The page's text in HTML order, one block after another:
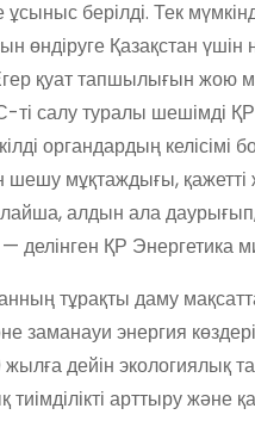
берілді. Тек
өндіруге Қазақстан
қуат тапшылығын жою
салу туралы шешімді
органдардың
мұқтаждығы, қажетті
алдын ала
делінген ҚР Энергетика
тұрақты даму
заманауи энергия
дейін экологиялық
тиімділікті арттыру